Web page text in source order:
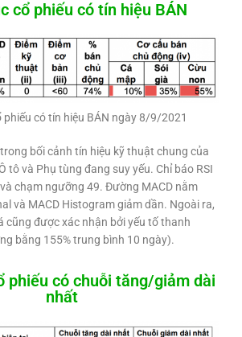
cổ phiếu có tín hiệu BÁN
phiếu có tín hiệu BÁN ngày 8/9/2021
trong bối cảnh tín hiệu kỹ thuật chung của
tô và Phụ tùng đang suy yếu. Chỉ báo RSI
chạm ngưỡng 49. Đường MACD nằm
và MACD Histogram giảm dần. Ngoài ra,
cũng được xác nhận bởi yếu tố thanh
bằng 155% trung bình 10 ngày).
phiếu có chuỗi tăng/giảm dài
nhất